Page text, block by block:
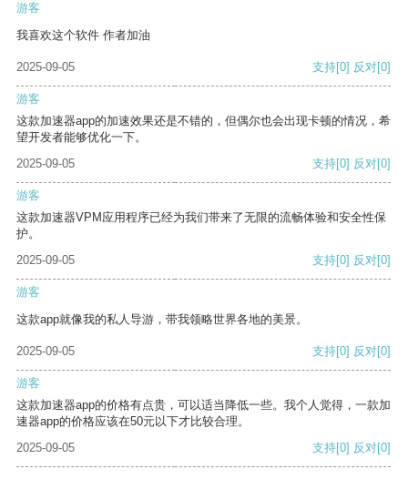
游客
我喜欢这个软件 作者加油
2025-09-05 支持[0] 反对[0]
游客
这款加速器app的加速效果还是不错的，但偶尔也会出现卡顿的情况，希
望开发者能够优化一下。
2025-09-05
支持[0] 反对[0]
游客
这款加速器VPM应用程序已经为我们带来了无限的流畅体验和安全性保
护。
2025-09-05
支持[0] 反对[0]
游客
这款app就像我的私人导游，带我领略世界各地的美景。
2025-09-05 支持[0] 反对[0]
游客
这款加速器app的价格有点贵，可以适当降低一些。我个人觉得，一款加
速器app的价格应该在50元以下才比较合理。
2025-09-05
支持[0] 反对[0]